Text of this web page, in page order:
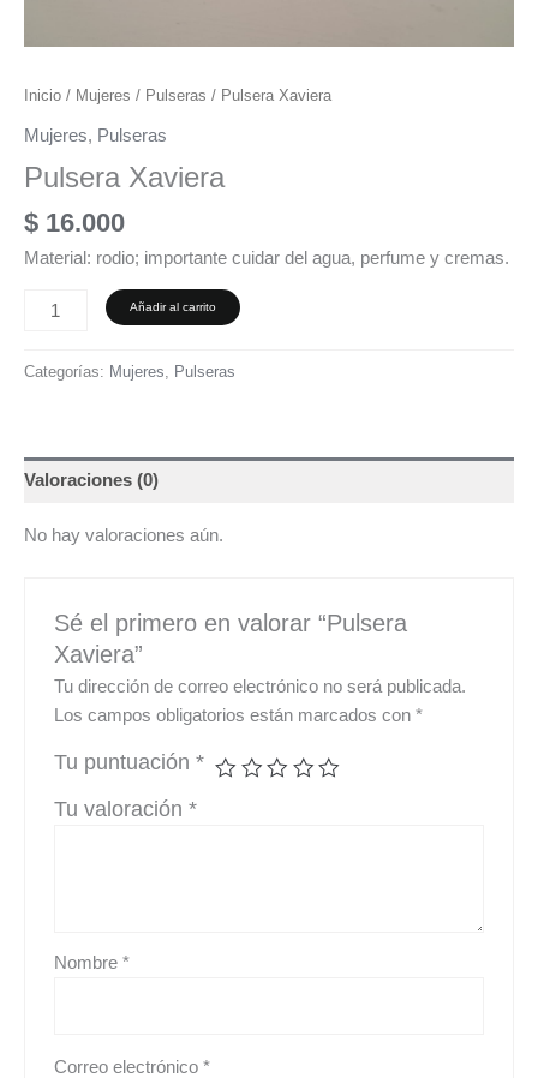
Inicio / Mujeres / Pulseras / Pulsera Xaviera
Mujeres, Pulseras
Pulsera Xaviera
$ 16.000
Material: rodio; importante cuidar del agua, perfume y cremas.
Añadir al carrito
Categorías: Mujeres, Pulseras
Valoraciones (0)
No hay valoraciones aún.
Sé el primero en valorar “Pulsera
Xaviera”
Tu dirección de correo electrónico no será publicada.
Los campos obligatorios están marcados con*
Tu puntuación*
Tu valoración*
Nombre*
Correo electrónico*